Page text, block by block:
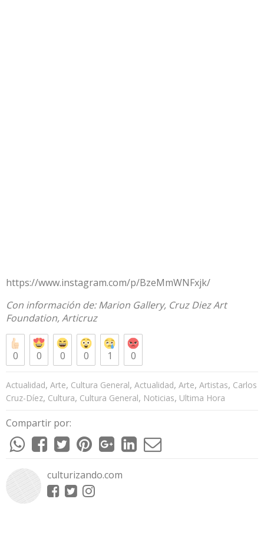
https://www.instagram.com/p/BzeMmWNFxjk/
Con información de:Marion Gallery, Cruz Diez Art
Foundation,Articruz
0 0 0 0 1 0
Actualidad, Arte, Cultura General, Actualidad, Arte, Artistas, Carlos
Cruz-Díez, Cultura, Cultura General, Noticias, Ultima Hora
Compartir por:
culturizando.com